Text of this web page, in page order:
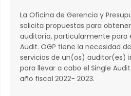
La Oficina de Gerencia y
solicita propuestas para
auditoría, particularmente para
Audit. OGP tiene la necesidad
servicios de un(os) auditor(es)
para llevar a cabo el Single
año fiscal 2022- 2023.